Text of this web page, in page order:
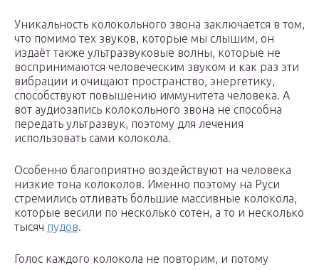
Уникальность колокольного звона заключается в том,
что помимо тех звуков, которые мы слышим, он
издаёт также ультразвуковые волны, которые не
воспринимаются человеческим звуком и как раз эти
вибрации и очищают пространство, энергетику,
способствуют повышению иммунитета человека. А
вот аудиозапись колокольного звона не способна
передать ультразвук, поэтому для лечения
использовать сами колокола.
Особенно благоприятно воздействуют на человека
низкие тона колоколов. Именно поэтому на Руси
стремились отливать большие массивные колокола,
которые весили по несколько сотен, а то и несколько
тысяч пудов.
Голос каждого колокола не повторим, и потому